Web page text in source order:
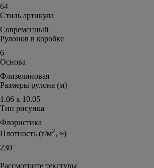
64
Стиль артикула
Современный
Рулонов в коробке
6
Основа
Флизелиновая
Размеры рулона (м)
1.06 х 10.05
Тип рисунка
Флористика
Плотность (г/м2, ≈)
230
Рассмотрите текстуры